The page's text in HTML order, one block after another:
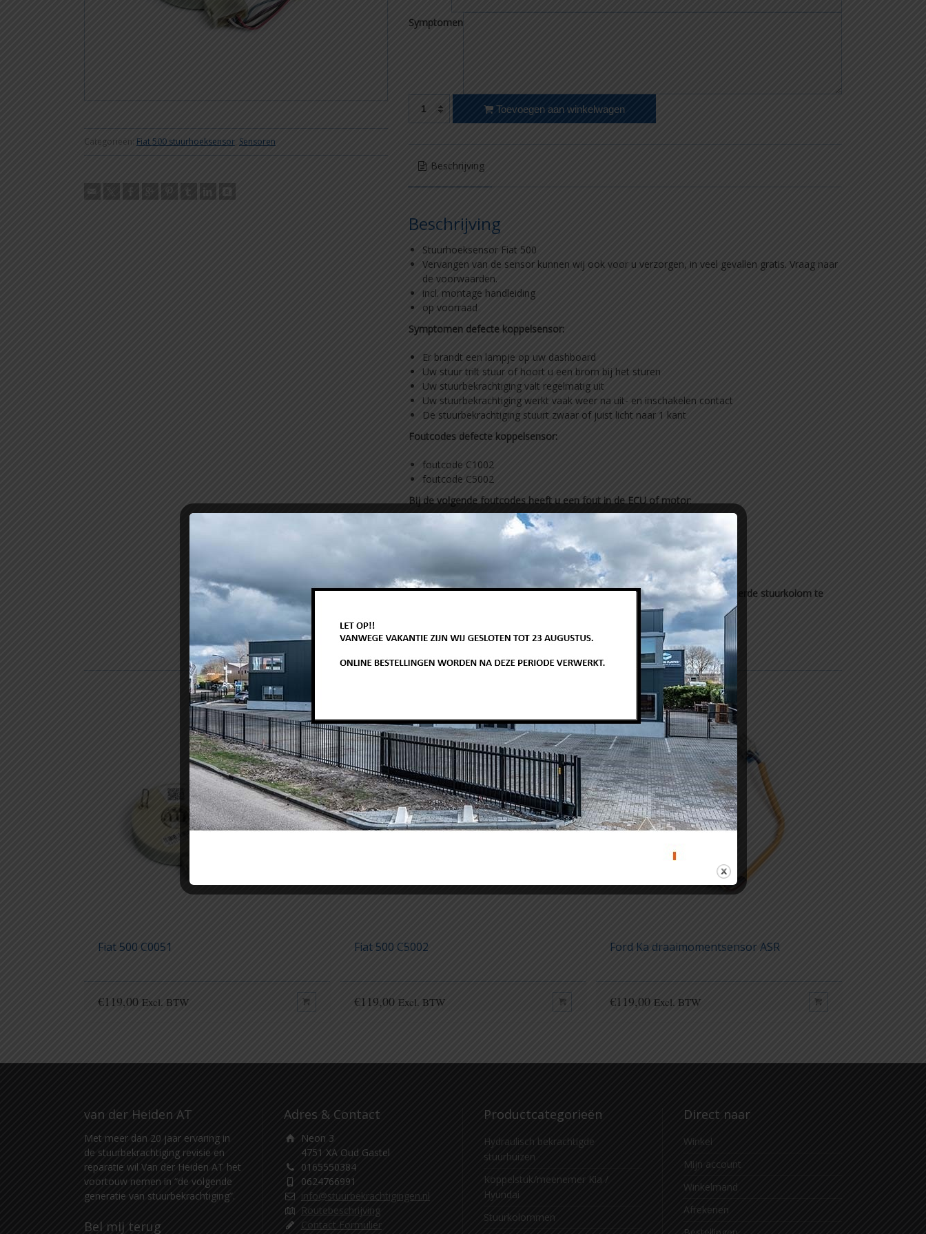
Categorieën: Fiat 500 stuurhoeksensor Sensoren
Symptomen
Fiat 500 draaimomentsensor aantalToevoegen aan winkelwagen
Beschrijving
Beschrijving
Stuurhoeksensor Fiat 500
Vervangen van de sensor kunnen wij ook voor u verzorgen, in veel gevallen gratis. Vraag naar
de voorwaarden.
incl. montage handleiding
op voorraad
Symptomen defecte koppelsensor:
Er brandt een lampje op uw dashboard
Uw stuur trilt stuur of hoort u een brom bij het sturen
Uw stuurbekrachtiging valt regelmatig uit
Uw stuurbekrachtiging werkt vaak weer na uit- en inschakelen contact
De stuurbekrachtiging stuurt zwaar of juist licht naar 1 kant
Foutcodes defecte koppelsensor:
foutcode C1002
foutcode C5002
Bij de volgende foutcodes heeft u een fout in de ECU of motor:
foutcode C1001
foutcode C1006
foutcode C0051
Heeft u een van deze foutcodes dan raden wij aan een compleet gereviseerde stuurkolom te
Related Products
Fiat 500 C0051
€119,00 Excl. BTW
Fiat 500 C5002
€119,00 Excl. BTW
Ford Ka draaimomentsensor ASR
€119,00 Excl. BTW
van der Heiden AT
Met meer dan 20 jaar ervaring in
de stuurbekrachtiging revisie en
reparatie wil Van der Heiden AT het
voortouw nemen in “de volgende
generatie van stuurbekrachtiging”.
Bel mij terug
Adres & Contact
Neon 3
4751 XA Oud Gastel
0165550384
0624766991
info@stuurbekrachtigingen.nl
Routebeschrijving
Contact Formulier
Productcategorieën
Hydraulisch bekrachtigde
stuurhuizen
Koppelstuk/meenemer Kia /
Hyundai
Stuurkolommen
Direct naar
Winkel
Mijn account
Winkelmand
Afrekenen